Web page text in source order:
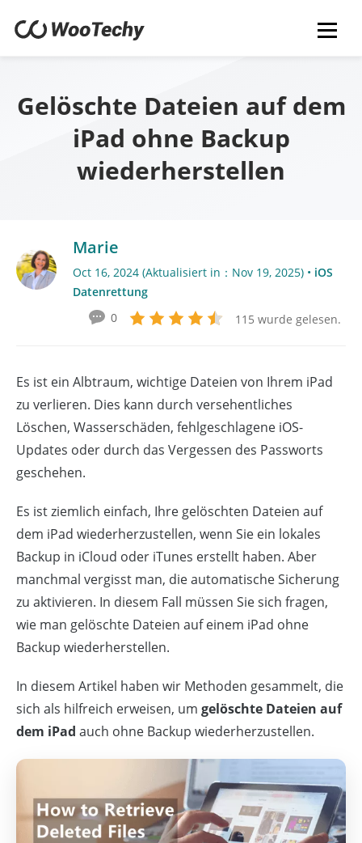
Gelöschte Dateien auf dem
iPad ohne Backup
wiederherstellen
Marie
Oct 16, 2024 (Aktualisiert in：Nov 19, 2025) • iOS
Datenrettung
115 wurde gelesen.
0
Es ist ein Albtraum, wichtige Dateien von Ihrem iPad
zu verlieren. Dies kann durch versehentliches
Löschen, Wasserschäden, fehlgeschlagene iOS-
Updates oder durch das Vergessen des Passworts
geschehen.
Es ist ziemlich einfach, Ihre gelöschten Dateien auf
dem iPad wiederherzustellen, wenn Sie ein lokales
Backup in iCloud oder iTunes erstellt haben. Aber
manchmal vergisst man, die automatische Sicherung
zu aktivieren. In diesem Fall müssen Sie sich fragen,
wie man gelöschte Dateien auf einem iPad ohne
Backup wiederherstellen.
In diesem Artikel haben wir Methoden gesammelt, die
sich als hilfreich erweisen, um gelöschte Dateien auf
dem iPad auch ohne Backup wiederherzustellen.